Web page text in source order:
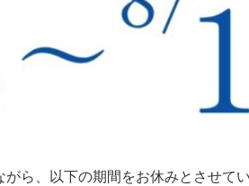
ら、以下の期間をお休みとさせ